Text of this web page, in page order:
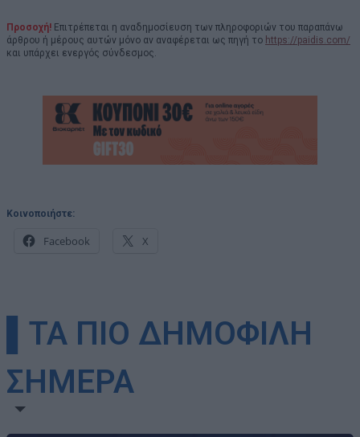
Προσοχή! Επιτρέπεται η αναδημοσίευση των πληροφοριών του παραπάνω
άρθρου ή μέρους αυτών μόνο αν αναφέρεται ως πηγή το https://paidis.com/
και υπάρχει ενεργός σύνδεσμος.
Κοινοποιήστε:
Facebook X
▌ΤΑ ΠΙΟ ΔΗΜΟΦΙΛΗ
ΣΗΜΕΡΑ